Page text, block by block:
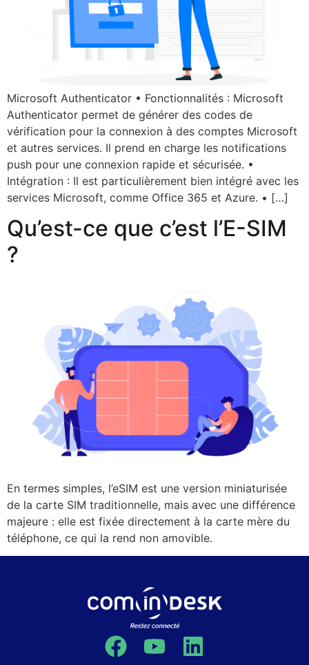
Microsoft Authenticator • Fonctionnalités : Microsoft
Authenticator permet de générer des codes de
vérification pour la connexion à des comptes Microsoft
et autres services. Il prend en charge les notifications
push pour une connexion rapide et sécurisée. •
Intégration : Il est particulièrement bien intégré avec les
services Microsoft, comme Office 365 et Azure. • […]
Qu’est-ce que c’est l’E-SIM
?
En termes simples, l’eSIM est une version miniaturisée
de la carte SIM traditionnelle, mais avec une différence
majeure : elle est fixée directement à la carte mère du
téléphone, ce qui la rend non amovible.